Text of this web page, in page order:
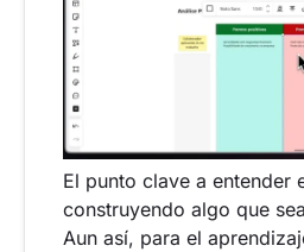
El punto clave a entender
construyendo algo que
Aun así, para el